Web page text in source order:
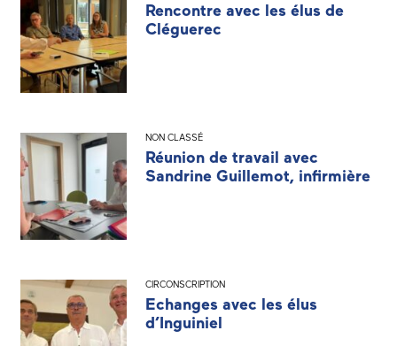
Rencontre avec les élus de
Cléguerec
NON CLASSÉ
Réunion de travail avec
Sandrine Guillemot, infirmière
CIRCONSCRIPTION
Echanges avec les élus
d’Inguiniel